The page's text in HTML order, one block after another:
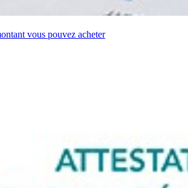
vous pouvez acheter